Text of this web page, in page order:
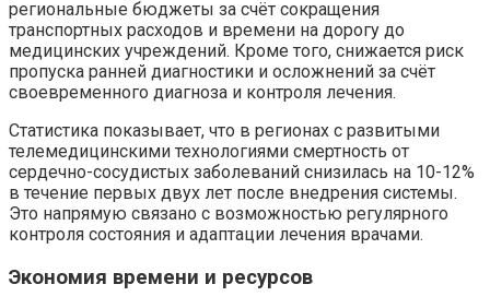
региональные бюджеты за счёт сокращения
транспортных расходов и времени на дорогу до
медицинских учреждений. Кроме того, снижается риск
пропуска ранней диагностики и осложнений за счёт
своевременного диагноза и контроля лечения.
Статистика показывает, что в регионах с развитыми
телемедицинскими технологиями смертность от
сердечно-сосудистых заболеваний снизилась на 10-12%
в течение первых двух лет после внедрения системы.
Это напрямую связано с возможностью регулярного
контроля состояния и адаптации лечения врачами.
Экономия времени и ресурсов